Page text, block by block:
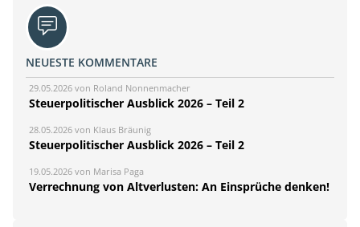
NEUESTE KOMMENTARE
29.05.2026 von Roland Nonnenmacher
Steuerpolitischer Ausblick 2026 – Teil 2
28.05.2026 von Klaus Bräunig
Steuerpolitischer Ausblick 2026 – Teil 2
19.05.2026 von Marisa Paga
Verrechnung von Altverlusten: An Einsprüche denken!